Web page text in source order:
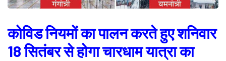
कोविड नियमों का पालन करते हुए शनिवार
18 सितंबर से होगा चारधाम यात्रा का